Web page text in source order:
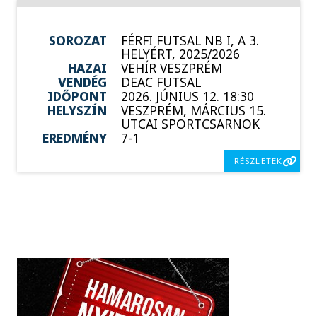
SOROZAT FÉRFI FUTSAL NB I, A 3.
HELYÉRT, 2025/2026
HAZAI
VEHÍR VESZPRÉM
VENDÉG
DEAC FUTSAL
IDŐPONT
2026. JÚNIUS 12. 18:30
HELYSZÍN
VESZPRÉM, MÁRCIUS 15.
UTCAI SPORTCSARNOK
EREDMÉNY
7-1
RÉSZLETEK